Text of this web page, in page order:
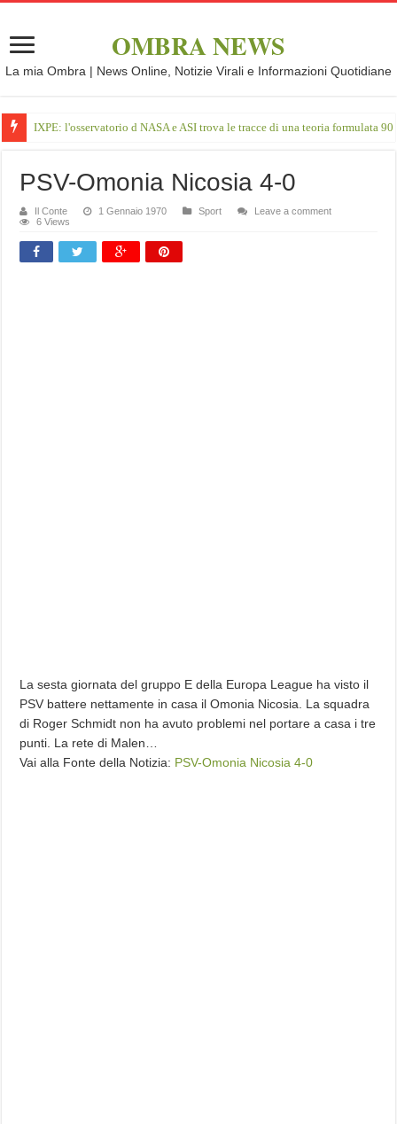
OMBRA NEWS
La mia Ombra | News Online, Notizie Virali e Informazioni Quotidiane
IXPE: l'osservatorio d NASA e ASI trova le tracce di una teoria formulata 90
PSV-Omonia Nicosia 4-0
Il Conte 1 Gennaio 1970 Sport
Leave a comment
6 Views
La sesta giornata del gruppo E della Europa League ha visto il
PSV battere nettamente in casa il Omonia Nicosia. La squadra
di Roger Schmidt non ha avuto problemi nel portare a casa i tre
punti. La rete di Malen…
Vai alla Fonte della Notizia: PSV-Omonia Nicosia 4-0